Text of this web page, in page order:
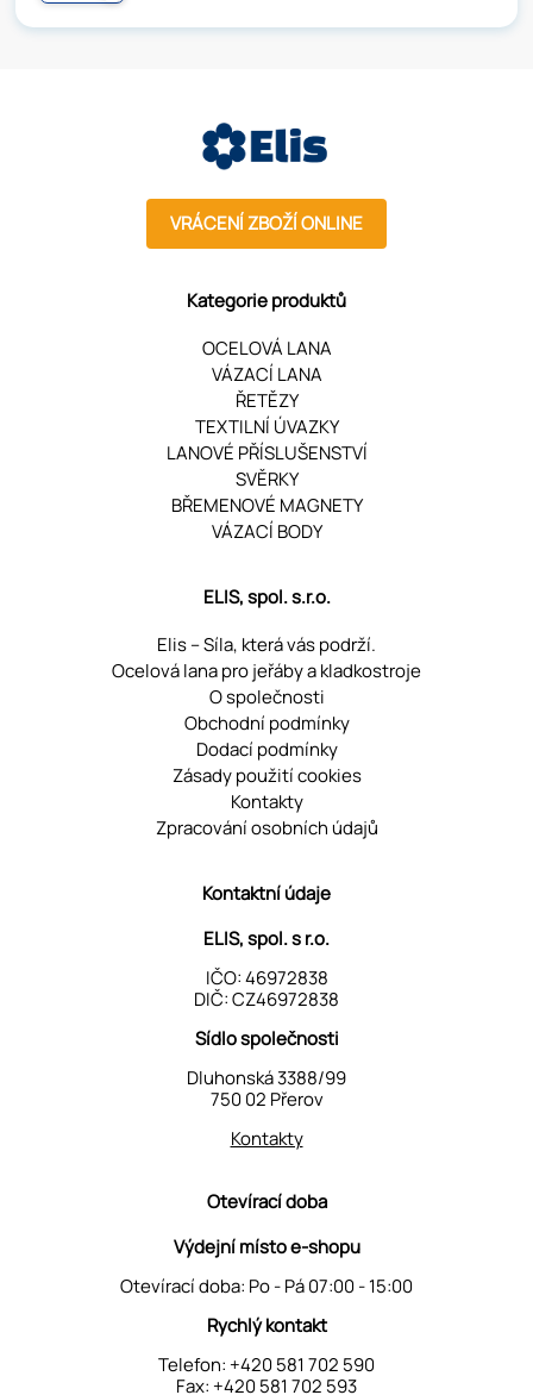
VRÁCENÍ ZBOŽÍ ONLINE
Kategorie produktů
OCELOVÁ LANA
VÁZACÍ LANA
ŘETĚZY
TEXTILNÍ ÚVAZKY
LANOVÉ PŘÍSLUŠENSTVÍ
SVĚRKY
BŘEMENOVÉ MAGNETY
VÁZACÍ BODY
ELIS, spol. s.r.o.
Elis – Síla, která vás podrží.
Ocelová lana pro jeřáby a kladkostroje
O společnosti
Obchodní podmínky
Dodací podmínky
Zásady použití cookies
Kontakty
Zpracování osobních údajů
Kontaktní údaje
ELIS, spol. s r.o.
IČO: 46972838
DIČ: CZ46972838
Sídlo společnosti
Dluhonská 3388/99
750 02 Přerov
Kontakty
Otevírací doba
Výdejní místo e-shopu
Otevírací doba: Po - Pá 07:00 - 15:00
Rychlý kontakt
Telefon: +420 581 702 590
Fax: +420 581 702 593